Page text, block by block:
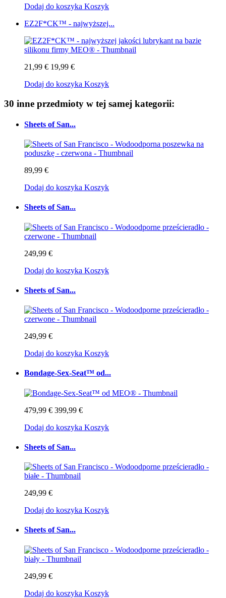
Dodaj do koszyka Koszyk
EZ2F*CK™ - najwyższej...
21,99 € 19,99 €
Dodaj do koszyka Koszyk
30 inne przedmioty w tej samej kategorii:
Sheets of San...
89,99 €
Dodaj do koszyka Koszyk
Sheets of San...
249,99 €
Dodaj do koszyka Koszyk
Sheets of San...
249,99 €
Dodaj do koszyka Koszyk
Bondage-Sex-Seat™ od...
479,99 € 399,99 €
Dodaj do koszyka Koszyk
Sheets of San...
249,99 €
Dodaj do koszyka Koszyk
Sheets of San...
249,99 €
Dodaj do koszyka Koszyk